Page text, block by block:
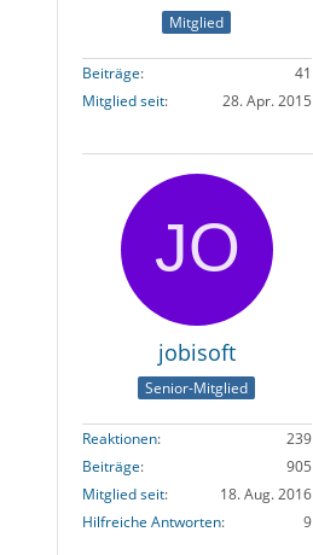
Mitglied
Beiträge
41
Mitglied seit
28. Apr. 2015
jobisoft
Senior-Mitglied
Reaktionen
239
Beiträge
905
Mitglied seit
18. Aug. 2016
Hilfreiche Antworten
9